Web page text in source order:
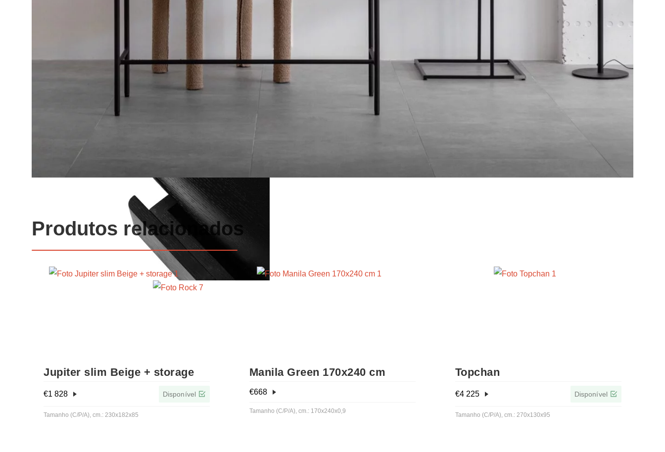
Produtos relacionados
Jupiter slim Beige + storage
€1 828 Disponível
Tamanho (C/P/A), cm.: 230x182x85
Manila Green 170x240 cm
€668
Tamanho (C/P/A), cm.: 170х240x0,9
Topchan
€4 225 Disponível
Tamanho (C/P/A), cm.: 270x130x95